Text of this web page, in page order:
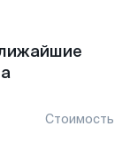
Стоимость